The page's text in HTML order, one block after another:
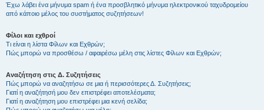
Έχω λάβει ένα μήνυμα spam ή ένα προσβλητικό μήνυμα ηλεκτρονικού ταχυδρομείου
από κάποιο μέλος του συστήματος συζητήσεων!
Φίλοι και εχθροί
Τι είναι η λίστα Φίλων και Εχθρών;
Πώς μπορώ να προσθέσω / αφαιρέσω μέλη στις λίστες Φίλων και Εχθρών;
Αναζήτηση στις Δ. Συζητήσεις
Πώς μπορώ να αναζητήσω σε μια ή περισσότερες Δ. Συζητήσεις;
Γιατί η αναζήτησή μου δεν επιστρέφει αποτελέσματα;
Γιατί η αναζήτηση μου επιστρέφει μια κενή σελίδα;